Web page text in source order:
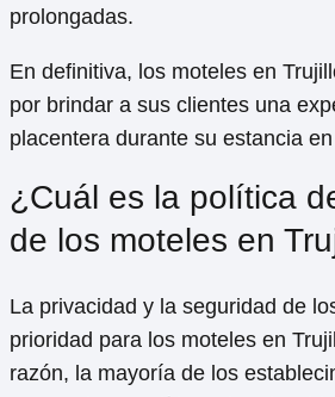
Alto?
Los moteles en Trujillo Alto
servicios para satisfacer las
clientes. Algunos de los servicios
habitaciones con jacuzzi, servicio
horas, desayuno incluido, wifi
cable.
Además, muchos moteles en la
estacionamiento gratuito,
bar/restaurante en las